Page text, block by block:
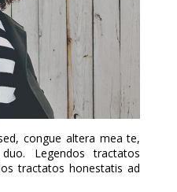
congue altera mea te,
Legendos tractatos
tractatos honestatis ad